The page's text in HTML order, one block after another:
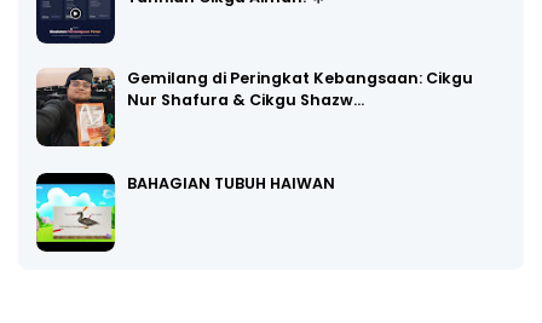
Gemilang di Peringkat Kebangsaan: Cikgu
Nur Shafura & Cikgu Shazw…
BAHAGIAN TUBUH HAIWAN